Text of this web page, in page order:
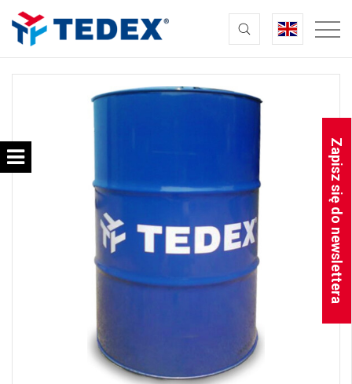
Zapisz się do newslettera